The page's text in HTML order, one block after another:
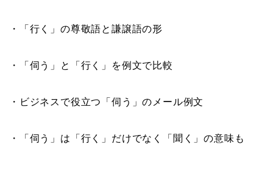
・「行く」の尊敬語と謙譲語の形
・「伺う」と「行く」を例文で比較
・ビジネスで役立つ「伺う」のメール例文
・「伺う」は「行く」だけでなく「聞く」の意味も